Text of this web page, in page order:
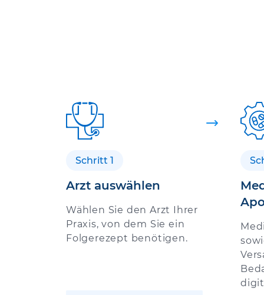
Schritt 1
Arzt auswählen
Wählen Sie den Arzt Ihrer
Praxis, von dem Sie ein
Folgerezept benötigen.